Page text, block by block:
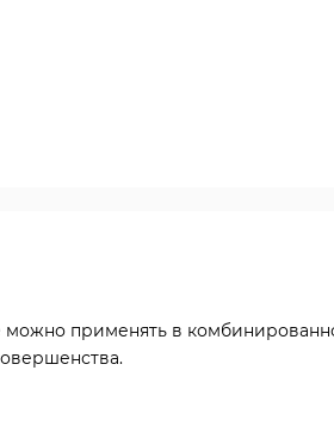
можно применять в